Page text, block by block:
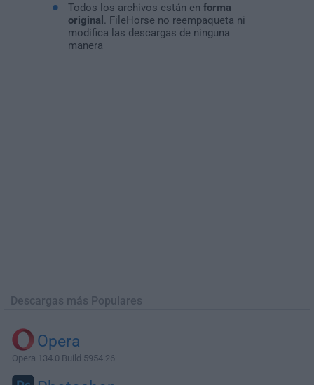
Todos los archivos están en forma
original
. FileHorse no reempaqueta ni
modifica las descargas de ninguna
manera
Descargas más Populares
Opera
Opera 134.0 Build 5954.26